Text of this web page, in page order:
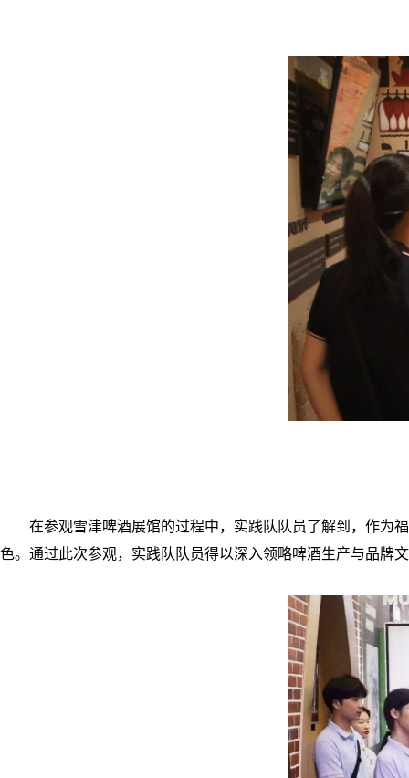
在参观雪津啤酒展馆的过程中，实践队队员了解到，作为
色。通过此次参观，实践队队员得以深入领略啤酒生产与品牌